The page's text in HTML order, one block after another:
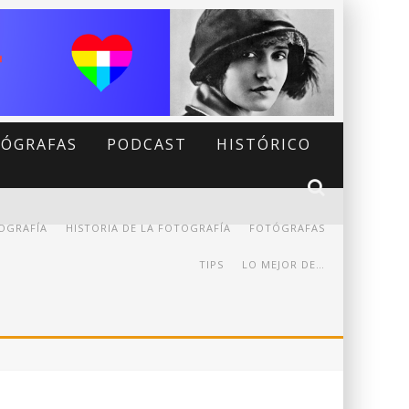
PODCAST HISTÓRICO
FOTÓGRAFAS
HISTORIA DE LA FOTOGRAFÍA
LO MEJOR DE…
TIPS